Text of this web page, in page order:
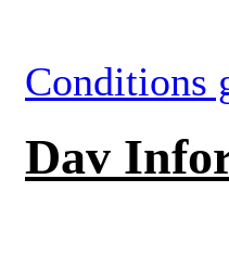
Conditions
Dav